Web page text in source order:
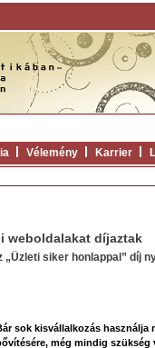
Vélemény Karrier
weboldalakat díjaztak
siker honlappal” díj
sok kisvállalkozás használja
még mindig